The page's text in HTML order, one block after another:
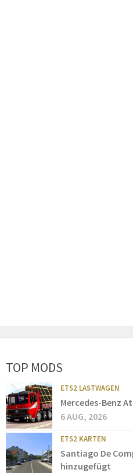
TOP MODS
ETS2 LASTWAGEN
Mercedes-Benz
6 AUG, 2026
ETS2 KARTEN
Santiago De
hinzugefügt